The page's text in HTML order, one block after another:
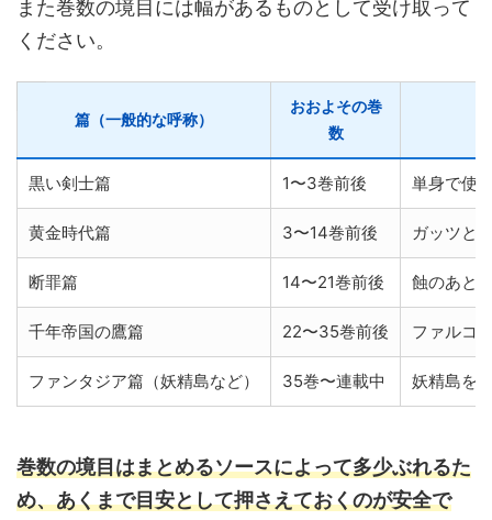
また巻数の境目には幅があるものとして受け取って
ください。
篇（一般的な呼称）
おおよその巻
数
黒い剣士篇 1〜3巻前後 単身で使
黄金時代篇 3〜14巻前後 ガッツと
断罪篇 14〜21巻前後 蝕のあと
千年帝国の鷹篇 22〜35巻前後 ファルコ
ファンタジア篇（妖精島など） 35巻〜連載中 妖精島を
巻数の境目はまとめるソースによって多少ぶれるた
め、あくまで目安として押さえておくのが安全で